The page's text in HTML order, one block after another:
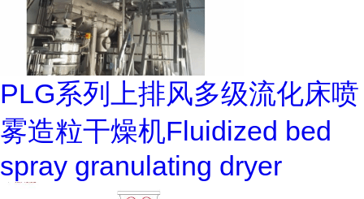
PLG系列上排风多级流化床喷
雾造粒干燥机Fluidized bed
spray granulating dryer